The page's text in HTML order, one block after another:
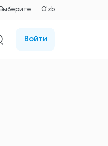
Выберите O'zb
Войти